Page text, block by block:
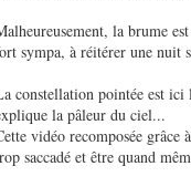
la brume
sympa, à réitérer une nuit
constellation pointée est ici
la pâleur du ciel...
vidéo recomposée grâce
saccadé et être quand